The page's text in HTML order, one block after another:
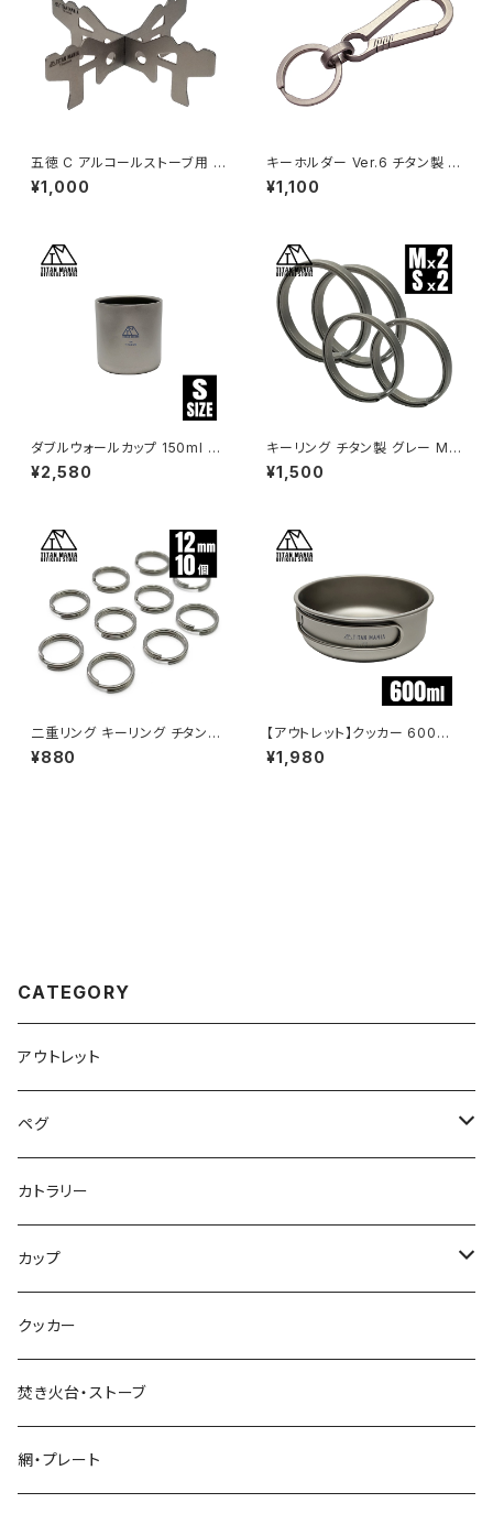
五徳 C アルコールストーブ用 チ
タン製 超軽量 頑丈 十字 ミニ
クロススタンド ソロキャンプ BB
¥1,000
キーホルダー Ver.6 チタン製 カ
ラビナ 軽量 頑丈 金具 リング パ
ーツ 小型 一体型 メンズ おしゃ
¥1,100
ダブルウォールカップ 150ml S
サイズ チタン製 二重構造 超軽
量 頑丈 スタッキングマグ カップ
用品 収納袋付き
¥2,580
キーリング チタン製 グレー Mサ
イズ2個＋Sサイズ2個 超軽量
頑丈 シンプル キーホルダー 錆
¥1,500
二重リング キーリング チタン製
12mm×10個 超軽量 頑丈 サビ
に強い 二重丸カン スプリットリ
¥880
【アウトレット】クッカー 600ml
チタン製 全てのサイズが綺麗に
スタッキング出来る 軽量 頑丈
¥1,980
CATEGORY
アウトレット
ペグ
標準タイプ
超軽量タイプ
ネイルペグ
V字型
Y字型
カトラリー
カップ
シングルマグ
シェラカップ
ダブルウォールカップ
クッカー
焚き火台・ストーブ
網・プレート